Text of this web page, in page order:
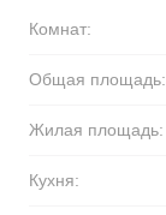
Комнат:
Общая площадь:
Жилая площадь:
Кухня: